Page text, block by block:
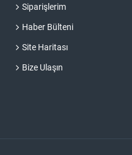
Siparişlerim
Haber Bülteni
Site Haritası
Bize Ulaşın